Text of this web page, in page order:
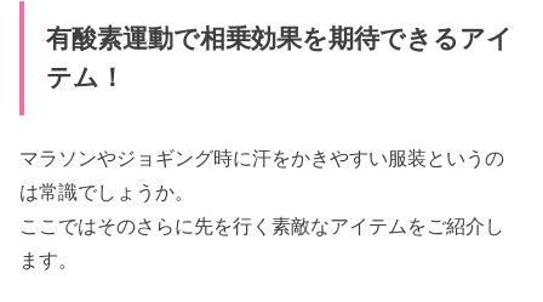
有酸素運動で相乗効果を期待できるアイ
テム！
マラソンやジョギング時に汗をかきやすい服装というの
は常識でしょうか。
ここではそのさらに先を行く素敵なアイテムをご紹介し
ます。